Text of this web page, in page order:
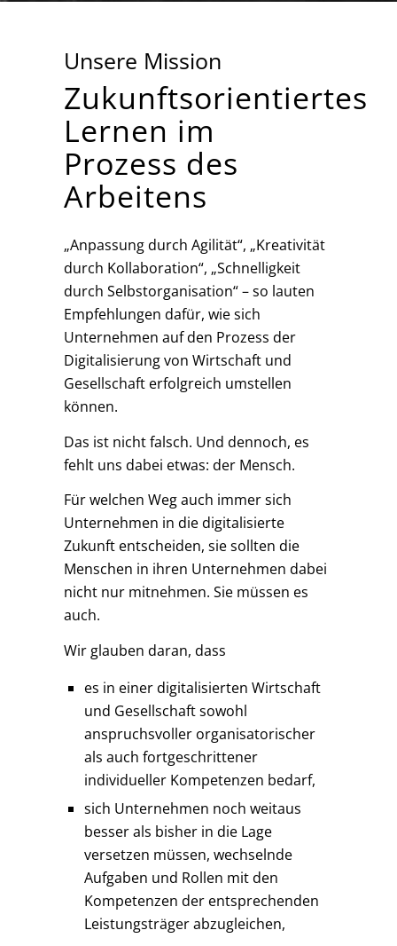
Unsere Mission
Zukunftsorientiertes
Lernen im
Prozess des
Arbeitens
„Anpassung durch Agilität“, „Kreativität
durch Kollaboration“, „Schnelligkeit
durch Selbstorganisation“ – so lauten
Empfehlungen dafür, wie sich
Unternehmen auf den Prozess der
Digitalisierung von Wirtschaft und
Gesellschaft erfolgreich umstellen
können.
Das ist nicht falsch. Und dennoch, es
fehlt uns dabei etwas: der Mensch.
Für welchen Weg auch immer sich
Unternehmen in die digitalisierte
Zukunft entscheiden, sie sollten die
Menschen in ihren Unternehmen dabei
nicht nur mitnehmen. Sie müssen es
auch.
Wir glauben daran, dass
es in einer digitalisierten Wirtschaft
und Gesellschaft sowohl
anspruchsvoller organisatorischer
als auch fortgeschrittener
individueller Kompetenzen bedarf,
sich Unternehmen noch weitaus
besser als bisher in die Lage
versetzen müssen, wechselnde
Aufgaben und Rollen mit den
Kompetenzen der entsprechenden
Leistungsträger abzugleichen,